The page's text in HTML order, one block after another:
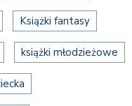
Książki fantasy
książki młodzieżowe